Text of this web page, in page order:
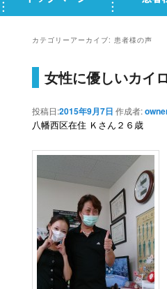
カテゴリーアーカイブ:患者様の声
女性に優しいカイ
投稿日:2015年9月7日 作成者:
八幡西区在住 Ｋさん２６歳